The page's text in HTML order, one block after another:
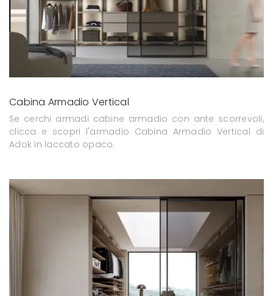
Cabina Armadio Vertical
Se cerchi armadi cabine armadio con ante scorrevoli,
clicca e scopri l'armadio Cabina Armadio Vertical di
Adok in laccato opaco.